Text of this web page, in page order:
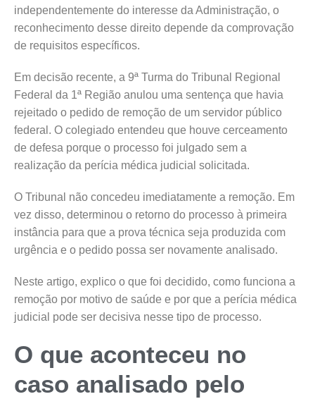
independentemente do interesse da Administração, o
reconhecimento desse direito depende da comprovação
de requisitos específicos.
Em decisão recente, a 9ª Turma do Tribunal Regional
Federal da 1ª Região anulou uma sentença que havia
rejeitado o pedido de remoção de um servidor público
federal. O colegiado entendeu que houve cerceamento
de defesa porque o processo foi julgado sem a
realização da perícia médica judicial solicitada.
O Tribunal não concedeu imediatamente a remoção. Em
vez disso, determinou o retorno do processo à primeira
instância para que a prova técnica seja produzida com
urgência e o pedido possa ser novamente analisado.
Neste artigo, explico o que foi decidido, como funciona a
remoção por motivo de saúde e por que a perícia médica
judicial pode ser decisiva nesse tipo de processo.
O que aconteceu no
caso analisado pelo